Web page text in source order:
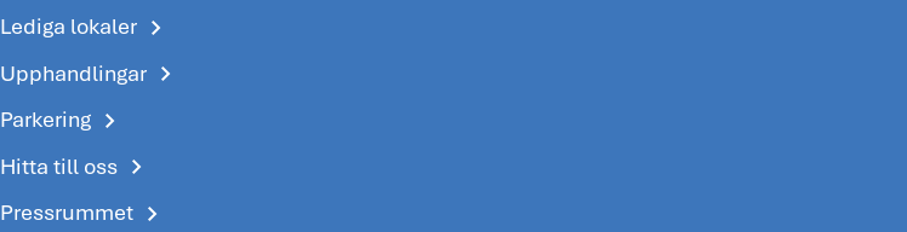
Lediga lokaler chevron_right
Upphandlingar chevron_right
Parkering chevron_right
Hitta till oss chevron_right
Pressrummet chevron_right